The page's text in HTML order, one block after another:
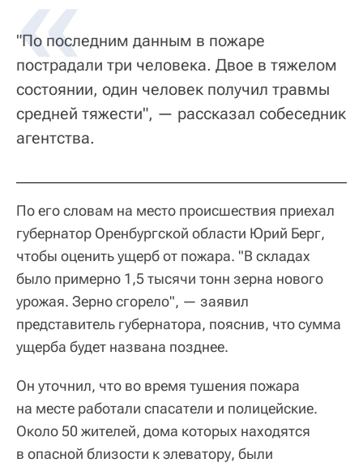
"По последним данным в пожаре
пострадали три человека. Двое в тяжелом
состоянии, один человек получил травмы
средней тяжести", — рассказал собеседник
агентства.
По его словам на место происшествия приехал
губернатор Оренбургской области Юрий Берг,
чтобы оценить ущерб от пожара. "В складах
было примерно 1,5 тысячи тонн зерна нового
урожая. Зерно сгорело", — заявил
представитель губернатора, пояснив, что сумма
ущерба будет названа позднее.
Он уточнил, что во время тушения пожара
на месте работали спасатели и полицейские.
Около 50 жителей, дома которых находятся
в опасной близости к элеватору, были